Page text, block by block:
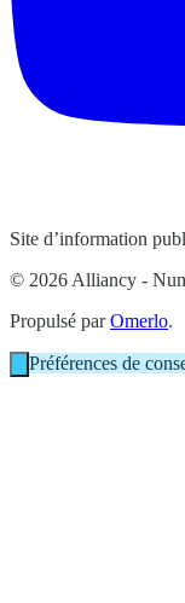
Site d’information
© 2026 Alliancy -
Propulsé parOmerlo.
Préférences de